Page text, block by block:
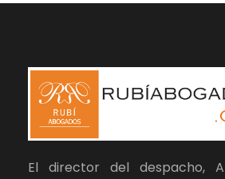
El director del despacho,